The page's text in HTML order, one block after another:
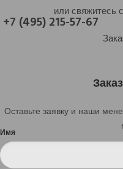
или свяжитесь
+7 (495) 215-57-67
Оставьте заявку и наши
Имя